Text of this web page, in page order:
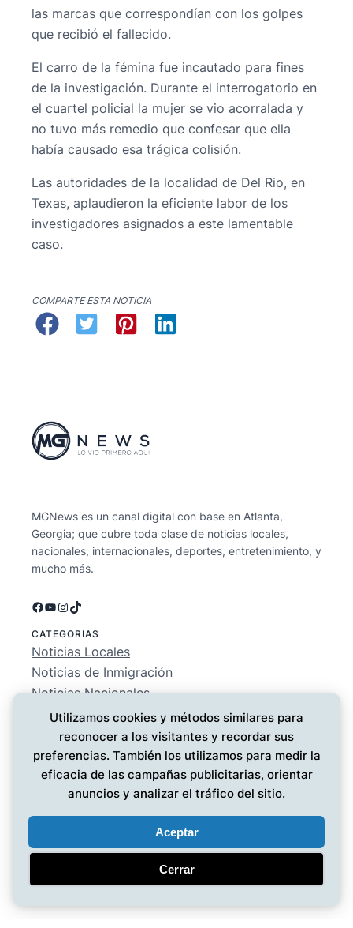
las marcas que correspondían con los golpes
que recibió el fallecido.
El carro de la fémina fue incautado para fines
de la investigación. Durante el interrogatorio en
el cuartel policial la mujer se vio acorralada y
no tuvo más remedio que confesar que ella
había causado esa trágica colisión.
Las autoridades de la localidad de Del Rio, en
Texas, aplaudieron la eficiente labor de los
investigadores asignados a este lamentable
caso.
COMPARTE ESTA NOTICIA
MGNews es un canal digital con base en Atlanta,
Georgia; que cubre toda clase de noticias locales,
nacionales, internacionales, deportes, entretenimiento, y
mucho más.
Facebook
YouTube
Instagram
TikTok
CATEGORIAS
Noticias Locales
Noticias de Inmigración
Noticias Nacionales
Deportes
Entretenimiento
EMPRESA
Conócenos
Política de Privacidad
Noticias MG
Utilizamos cookies y métodos similares para
reconocer a los visitantes y recordar sus
preferencias. También los utilizamos para medir la
eficacia de las campañas publicitarias, orientar
anuncios y analizar el tráfico del sitio.
Aceptar
Cerrar